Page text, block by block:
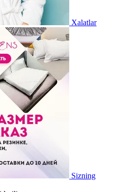
Xalatlar
Sizning